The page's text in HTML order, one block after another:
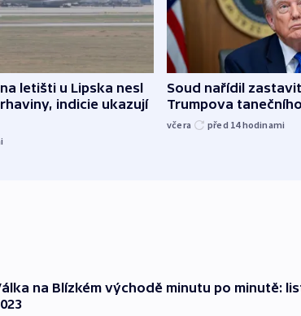
letišti u Lipska nesl
indicie ukazují
Soud nařídil
Trumpova
včera před 14hodinami
na Blízkém východě minutu po minutě: